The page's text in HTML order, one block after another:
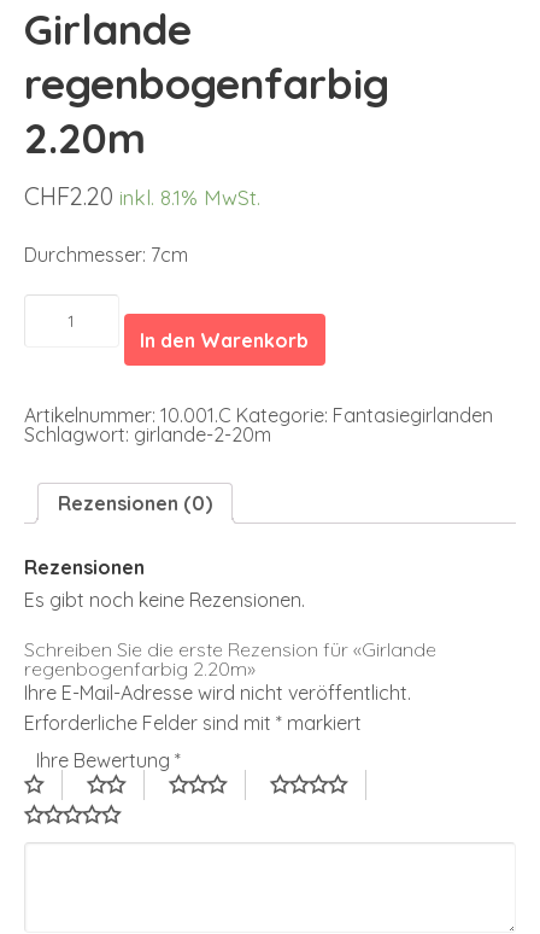
Girlande
regenbogenfarbig
2.20m
CHF2.20 inkl. 8.1% MwSt.
Durchmesser: 7cm
Girlande
regenbogenfarbig
2.20m
In den Warenkorb
Artikelnummer: 10.001.C Kategorie: Fantasiegirlanden
Schlagwort: girlande-2-20m
Rezensionen (0)
Rezensionen
Es gibt noch keine Rezensionen.
Schreiben Sie die erste Rezension für «Girlande
regenbogenfarbig 2.20m»
Ihre E-Mail-Adresse wird nicht veröffentlicht.
Erforderliche Felder sind mit * markiert
Ihre Bewertung *